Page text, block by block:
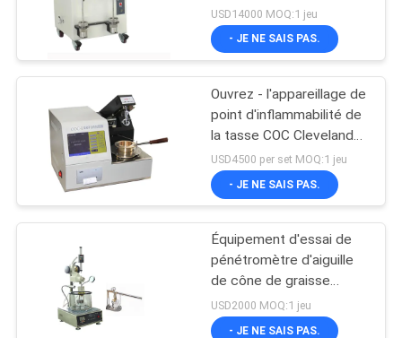
d'analyse d'huile de
graissage
USD14000 MOQ:1 jeu
- JE NE SAIS PAS.
Ouvrez - l'appareillage de
point d'inflammabilité de
la tasse COC Cleveland
automatique pour
l'analyse d'huile
USD4500 per set MOQ:1 jeu
- JE NE SAIS PAS.
Équipement d'essai de
pénétromètre d'aiguille
de cône de graisse
d'équipement d'analyse
d'huile de graissage
USD2000 MOQ:1 jeu
- JE NE SAIS PAS.